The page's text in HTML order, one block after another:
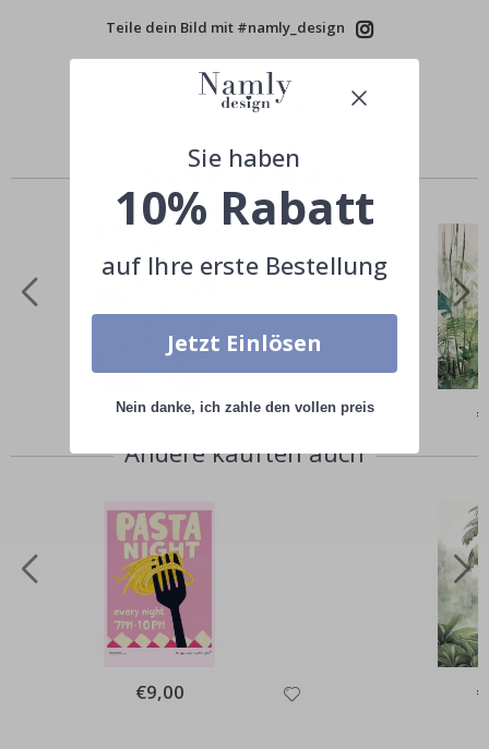
Teile dein Bild mit #namly_design
Ähnliche Produkte
Special
€9,00
Andere kauften auch
Special
Price
€9,00
Sie haben
10% Rabatt
auf Ihre erste Bestellung
Jetzt Einlösen
Nein danke, ich zahle den vollen preis